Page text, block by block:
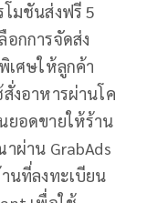
มชันส่งฟรี 5
อกการจัดส่ง
เศษให้ลูกค้า
งอาหารผ่านโค
ยอดขายให้ร้าน
ผ่าน GrabAds
นที่ลงทะเบียน